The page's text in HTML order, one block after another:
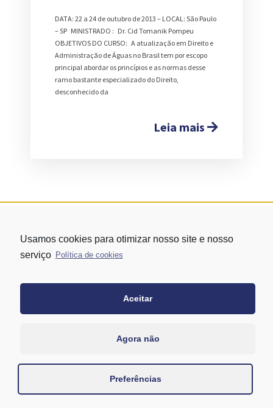
DATA: 22 a 24 de outubro de 2013 – LOCAL: São Paulo
– SP MINISTRADO : Dr. Cid Tomanik Pompeu
OBJETIVOS DO CURSO: A atualização em Direito e
Administração de Águas no Brasil tem por escopo
principal abordar os princípios e as normas desse
ramo bastante especializado do Direito,
desconhecido da
Leia mais
andar – conj. 1305 – Vila Mariana - São Paulo/SP
Usamos cookies para otimizar nosso site e nosso
serviço Política de cookies
Aceitar
Agora não
Preferências